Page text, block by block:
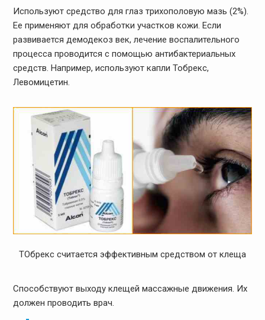
Используют средство для глаз трихополовую мазь (2%).
Ее применяют для обработки участков кожи. Если
развивается демодекоз век, лечение воспалительного
процесса проводится с помощью антибактериальных
средств. Например, используют капли Тобрекс,
Левомицетин.
ТОбрекс считается эффективным средством от клеща
Способствуют выходу клещей массажные движения. Их
должен проводить врач.